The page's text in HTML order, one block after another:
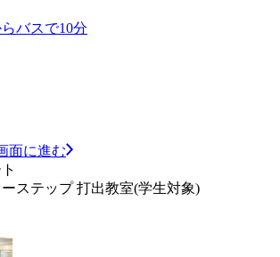
バスで10分
面に進む
ステップ 打出教室(学生対象)